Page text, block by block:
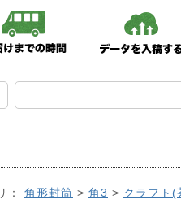
： 角形封筒 > 角3 > クラフト(